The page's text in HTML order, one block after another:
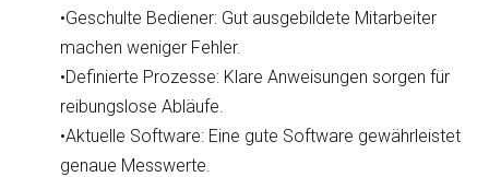
•Geschulte Bediener: Gut ausgebildete Mitarbeiter
machen weniger Fehler.
•Definierte Prozesse: Klare Anweisungen sorgen für
reibungslose Abläufe.
•Aktuelle Software: Eine gute Software gewährleistet
genaue Messwerte.